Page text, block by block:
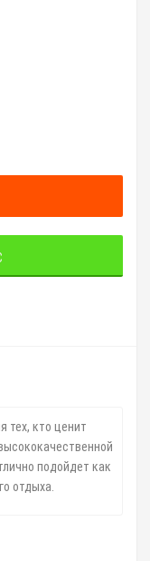
тех, кто ценит
подойдет как
отдыха.